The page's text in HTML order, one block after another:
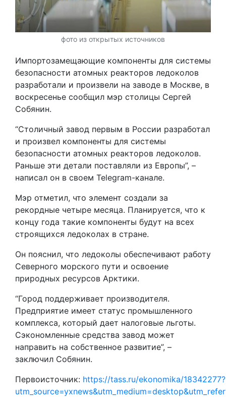
фото из открытых источников
Импортозамещающие компоненты для системы
безопасности атомных реакторов ледоколов
разработали и произвели на заводе в Москве, в
воскресенье сообщил мэр столицы Сергей
Собянин.
“Столичный завод первым в России разработал
и произвел компоненты для системы
безопасности атомных реакторов ледоколов.
Раньше эти детали поставляли из Европы”, –
написал он в своем Telegram-канале.
Мэр отметил, что элемент создали за
рекордные четыре месяца. Планируется, что к
концу года такие компоненты будут на всех
строящихся ледоколах в стране.
Он пояснил, что ледоколы обеспечивают работу
Северного морского пути и освоение
природных ресурсов Арктики.
“Город поддерживает производителя.
Предприятие имеет статус промышленного
комплекса, который дает налоговые льготы.
Сэкономленные средства завод может
направить на собственное развитие”, –
заключил Собянин.
Первоисточник: https://tass.ru/ekonomika/18342277?